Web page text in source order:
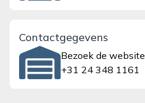
Contactgegevens
Bezoek de website
+31 24 348 1161